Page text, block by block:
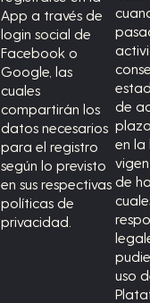
App a través de
login social de
Facebook o
Google, las
cuales
compartirán los
datos necesarios
para el registro
según lo previsto
en sus respectivas
políticas de
privacidad.
de
en la
de
uso